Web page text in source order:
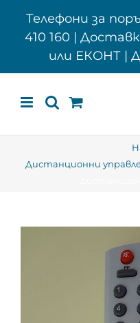
Телефони за
410 160 |
или ЕКОНТ |
Дистанционни